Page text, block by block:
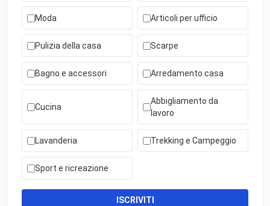
Moda Articoli per ufficio
Pulizia della casa Scarpe
Bagno e accessori Arredamento casa
Cucina
Abbigliamento da
lavoro
Lavanderia Trekking e Campeggio
Sport e ricreazione
ISCRIVITI